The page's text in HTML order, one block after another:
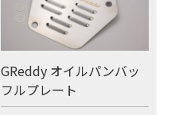
GReddy オイルパンバッ
フルプレート